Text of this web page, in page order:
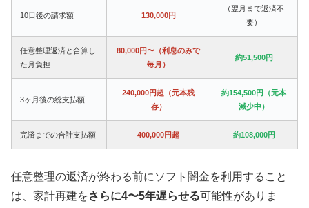
10日後の請求額 130,000円
（翌月まで返済不
要）
任意整理返済と合算し
た月負担
80,000円〜（利息のみで
毎月）
約51,500円
3ヶ月後の総支払額
240,000円超（元本残
存）
約154,500円（元本
減少中）
完済までの合計支払額 400,000円超 約108,000円
任意整理の返済が終わる前にソフト闇金を利用すること
は、家計再建をさらに4〜5年遅らせる可能性がありま